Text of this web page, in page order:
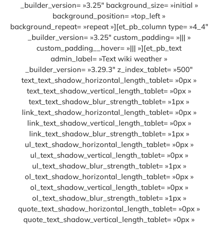
_builder_version= »3.25″ background_size= »initial »
background_position= »top_left »
background_repeat= »repeat »][et_pb_column type= »4_4″
_builder_version= »3.25″ custom_padding= »||| »
custom_padding__hover= »||| »][et_pb_text
admin_label= »Text wiki weather »
_builder_version= »3.29.3″ z_index_tablet= »500″
text_text_shadow_horizontal_length_tablet= »0px »
text_text_shadow_vertical_length_tablet= »0px »
text_text_shadow_blur_strength_tablet= »1px »
link_text_shadow_horizontal_length_tablet= »0px »
link_text_shadow_vertical_length_tablet= »0px »
link_text_shadow_blur_strength_tablet= »1px »
ul_text_shadow_horizontal_length_tablet= »0px »
ul_text_shadow_vertical_length_tablet= »0px »
ul_text_shadow_blur_strength_tablet= »1px »
ol_text_shadow_horizontal_length_tablet= »0px »
ol_text_shadow_vertical_length_tablet= »0px »
ol_text_shadow_blur_strength_tablet= »1px »
quote_text_shadow_horizontal_length_tablet= »0px »
quote_text_shadow_vertical_length_tablet= »0px »